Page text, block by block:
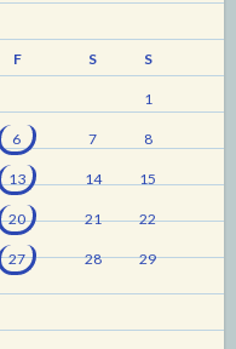
F S S
1
6 7 8
13 14 15
20 21 22
27 28 29